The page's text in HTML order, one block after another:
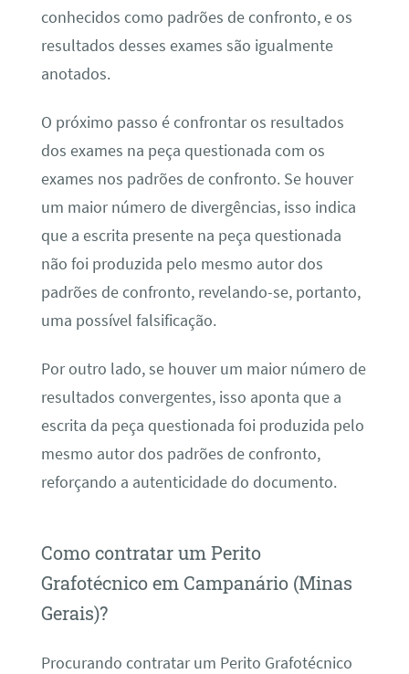
conhecidos como padrões de confronto, e os
resultados desses exames são igualmente
anotados.
O próximo passo é confrontar os resultados
dos exames na peça questionada com os
exames nos padrões de confronto. Se houver
um maior número de divergências, isso indica
que a escrita presente na peça questionada
não foi produzida pelo mesmo autor dos
padrões de confronto, revelando-se, portanto,
uma possível falsificação.
Por outro lado, se houver um maior número de
resultados convergentes, isso aponta que a
escrita da peça questionada foi produzida pelo
mesmo autor dos padrões de confronto,
reforçando a autenticidade do documento.
Como contratar um Perito
Grafotécnico em Campanário (Minas
Gerais)?
Procurando contratar um Perito Grafotécnico